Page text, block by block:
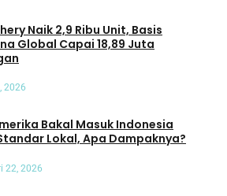
Naik 2,9 Ribu Unit, Basis
Global Capai 18,89 Juta
2026
Bakal Masuk Indonesia
Lokal, Apa Dampaknya?
22, 2026